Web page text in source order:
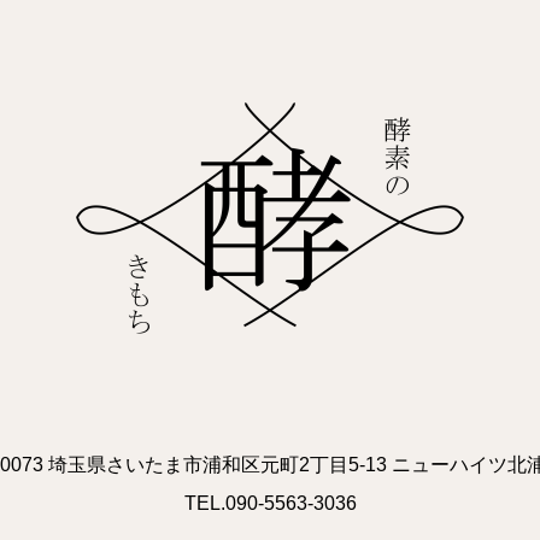
埼玉県さいたま市浦和区元町2丁目5-13 ニューハイツ北
TEL.090-5563-3036